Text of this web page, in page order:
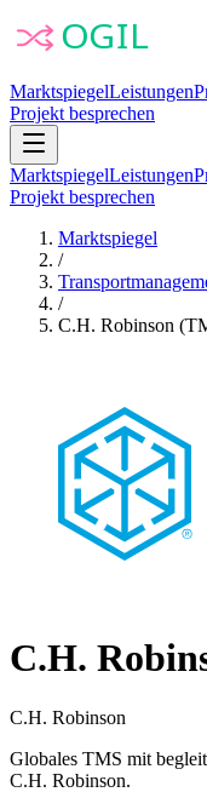
MarktspiegelLeistungen
Projekt besprechen
MarktspiegelLeistungen
Projekt besprechen
Marktspiegel
/
/
C.H. Robinson
C.H.
C.H. Robinson
Globales TMS mit
C.H. Robinson.